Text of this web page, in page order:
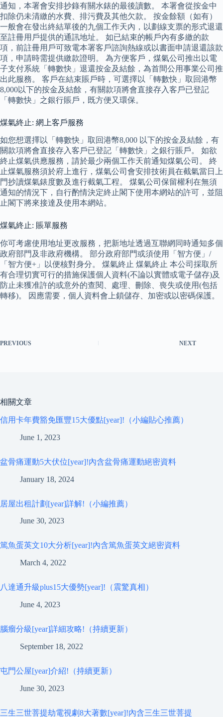
通知，本署會安排抄錄有關水錶的最後讀數。 本署會從按金中
扣除仍未清繳的水費、排污費及其他欠款。 按金餘額（如有）
一般會在發出終結單後的九個工作天內，以劃線支票的形式退還
至註冊用戶提供的通訊地址。 如已結束的帳戶內有多繳的款
項，前註冊用戶可致電本署客戶諮詢熱線或以書面申請退還該款
項，申請時需提供繳款證明。 為方便客戶，煤氣公司推出以電
子支付系統「轉數快」退還按金及結餘，為首間公用事業公司推
出此服務。 客戶在結束賬戶時，可選擇以「轉數快」取回港幣
8,000以下的按金及結餘，有關款項將會直接存入客戶已登記
「轉數快」之銀行賬戶，既方便又環保。
煤氣終止: 網上客戶服務
如您想選擇以「轉數快」取回港幣8,000 以下的按金及結餘，有
關款項將會直接存入客戶已登記「轉數快」之銀行賬戶。 如欲
終止煤氣供應服務，請於最少兩個工作天前通知煤氣公司。 終
止煤氣服務須於府上進行，煤氣公司會安排技術員在截氣當日上
門抄讀煤氣錶度數及進行截氣工程。 煤氣公司保留權利在無須
通知的情況下，自行酌情決定終止閣下使用本網站的許可，並阻
止閣下將來接達及使用本網站。
煤氣終止: 賬單服務
你可考慮使用地址更改服務，把新地址透過互聯網同時通知多個
政府部門及非政府機構。 部分政府部門或須使用「智方便」/
「智方便+」以便核對身分。 煤氣終止 煤氣終止 本公司採取所
有合理切實可行的措施保護個人資料(不論以實體或電子儲存)及
防止未獲准許的或意外的查閱、處理、刪除、喪失或使用(包括
轉移)。 因應需要，個人資料會上鎖儲存、加密或以密碼保護。
PREVIOUS NEXT
相關文章
信用卡年費豁免匯豐15大優點[year]!（小編貼心推薦）
June 1, 2023
盆骨痛運動5大伏位[year]!內含盆骨痛運動絕密資料
January 18, 2024
居屋出租計劃[year]詳解!（小編推薦）
June 30, 2023
篤魚蛋英文10大分析[year]!內含篤魚蛋英文絕密資料
March 4, 2022
八達通升級plus15大優勢[year]!（震驚真相）
June 4, 2023
腦瘤分級[year]詳細攻略!（持續更新）
September 18, 2022
屯門公屋[year]介紹!（持續更新）
June 30, 2023
三生三世菩提劫電視劇8大著數[year]!內含三生三世菩提